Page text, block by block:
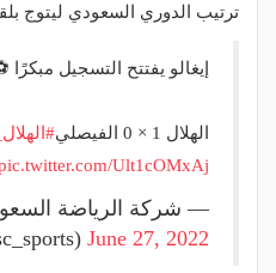
ترتيب الدوري السعودي ليتوج
إيغالو يفتتح التسجيل مبكرًا
الهلال 1 × 0 الفيصلي
Ult1cOMxAj
June 27, 2022